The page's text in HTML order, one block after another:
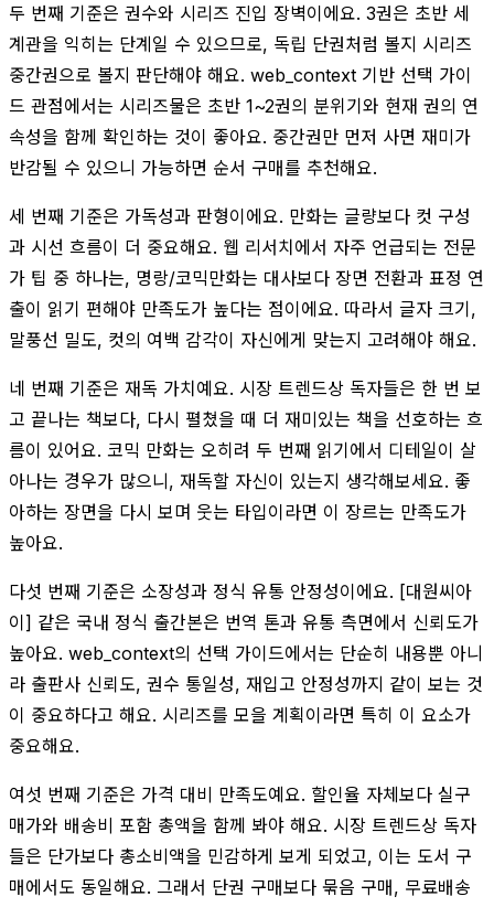
두 번째 기준은 권수와 시리즈 진입 장벽이에요. 3권은 초반 세
계관을 익히는 단계일 수 있으므로, 독립 단권처럼 볼지 시리즈
중간권으로 볼지 판단해야 해요. web_context 기반 선택 가이
드 관점에서는 시리즈물은 초반 1~2권의 분위기와 현재 권의 연
속성을 함께 확인하는 것이 좋아요. 중간권만 먼저 사면 재미가
반감될 수 있으니 가능하면 순서 구매를 추천해요.
세 번째 기준은 가독성과 판형이에요. 만화는 글량보다 컷 구성
과 시선 흐름이 더 중요해요. 웹 리서치에서 자주 언급되는 전문
가 팁 중 하나는, 명랑/코믹만화는 대사보다 장면 전환과 표정 연
출이 읽기 편해야 만족도가 높다는 점이에요. 따라서 글자 크기,
말풍선 밀도, 컷의 여백 감각이 자신에게 맞는지 고려해야 해요.
네 번째 기준은 재독 가치예요. 시장 트렌드상 독자들은 한 번 보
고 끝나는 책보다, 다시 펼쳤을 때 더 재미있는 책을 선호하는 흐
름이 있어요. 코믹 만화는 오히려 두 번째 읽기에서 디테일이 살
아나는 경우가 많으니, 재독할 자신이 있는지 생각해보세요. 좋
아하는 장면을 다시 보며 웃는 타입이라면 이 장르는 만족도가
높아요.
다섯 번째 기준은 소장성과 정식 유통 안정성이에요. [대원씨아
이] 같은 국내 정식 출간본은 번역 톤과 유통 측면에서 신뢰도가
높아요. web_context의 선택 가이드에서는 단순히 내용뿐 아니
라 출판사 신뢰도, 권수 통일성, 재입고 안정성까지 같이 보는 것
이 중요하다고 해요. 시리즈를 모을 계획이라면 특히 이 요소가
중요해요.
여섯 번째 기준은 가격 대비 만족도예요. 할인율 자체보다 실구
매가와 배송비 포함 총액을 함께 봐야 해요. 시장 트렌드상 독자
들은 단가보다 총소비액을 민감하게 보게 되었고, 이는 도서 구
매에서도 동일해요. 그래서 단권 구매보다 묶음 구매, 무료배송